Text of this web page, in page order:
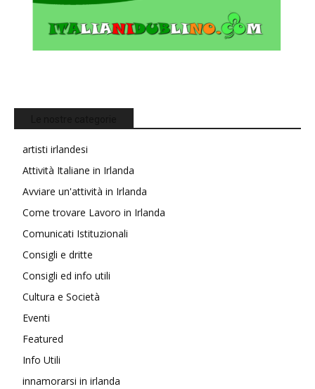
artisti irlandesi
Attività Italiane in Irlanda
Avviare un'attività in Irlanda
Come trovare Lavoro in Irlanda
Comunicati Istituzionali
Consigli e dritte
Consigli ed info utili
Cultura e Società
Eventi
Featured
Info Utili
innamorarsi in irlanda